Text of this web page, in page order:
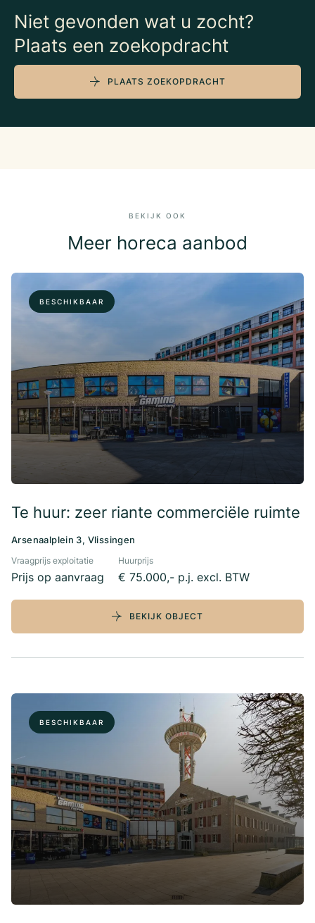
Niet gevonden wat u zocht?
Plaats een zoekopdracht
PLAATS ZOEKOPDRACHT
BEKIJK OOK
Meer horeca aanbod
BESCHIKBAAR
Te huur: zeer riante commerciële ruimte
Arsenaalplein 3, Vlissingen
Vraagprijs exploitatie
Prijs op aanvraag
Huurprijs
€ 75.000,- p.j. excl. BTW
BEKIJK OBJECT
BESCHIKBAAR